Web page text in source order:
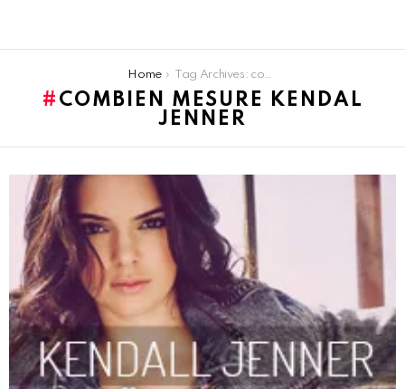
Home Tag Archives: combien mesure kendal jenner
COMBIEN MESURE KENDAL
JENNER
LATEST
STORIES